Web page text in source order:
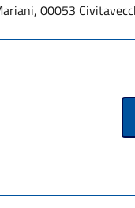
00053